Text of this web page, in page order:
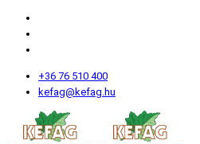
+36 76 510 400
kefag@kefag.hu